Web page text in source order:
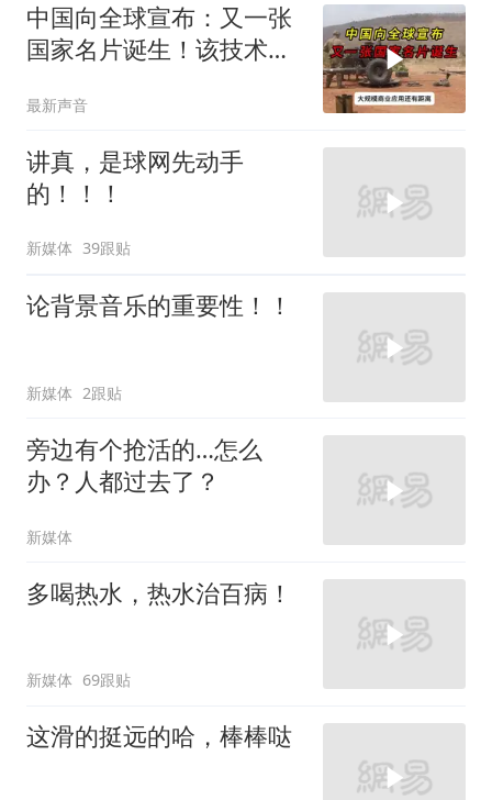
中国向全球宣布：又一张
国家名片诞生！该技术全
最新声音
讲真，是球网先动手
的！！！
新媒体 39跟贴
论背景音乐的重要性！！
新媒体 2跟贴
旁边有个抢活的…怎么
办？人都过去了？
新媒体
多喝热水，热水治百病！
新媒体 69跟贴
这滑的挺远的哈，棒棒哒